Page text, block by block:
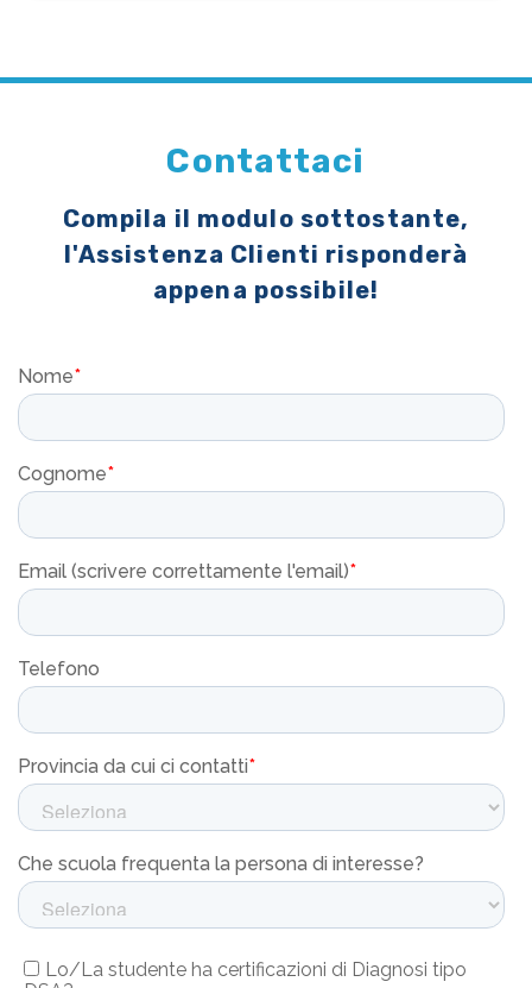
Contattaci
Compila il modulo sottostante,
l'Assistenza Clienti risponderà
appena possibile!